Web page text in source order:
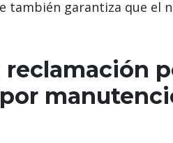
también garantiza que el